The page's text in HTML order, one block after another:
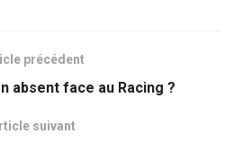
précédent
absent face au Racing ?
suivant